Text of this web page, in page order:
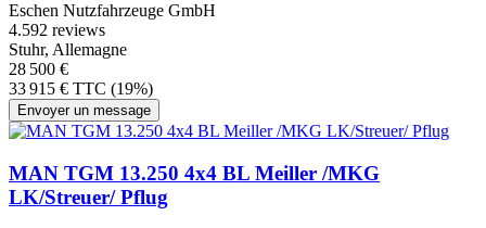
Eschen Nutzfahrzeuge GmbH
4.592 reviews
Stuhr, Allemagne
28 500 €
33 915 € TTC (19%)
Envoyer un message
MAN TGM 13.250 4x4 BL Meiller /MKG
LK/Streuer/ Pflug